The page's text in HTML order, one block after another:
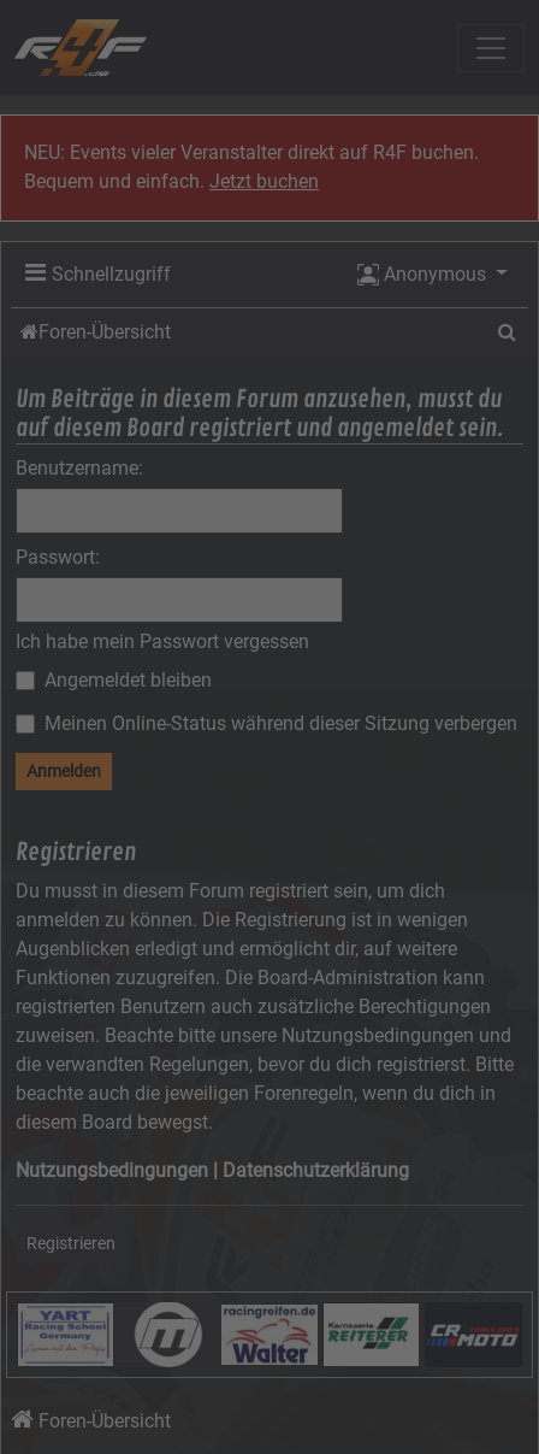
NEU: Events vieler Veranstalter direkt auf R4F buchen.
Bequem und einfach.Jetzt buchen
Schnellzugriff Anonymous
Foren-Übersicht
Um Beiträge in diesem Forum anzusehen, musst du
auf diesem Board registriert und angemeldet sein.
Benutzername:
Passwort:
Ich habe mein Passwort vergessen
Angemeldet bleiben
Meinen Online-Status während dieser Sitzung verbergen
Registrieren
Du musst in diesem Forum registriert sein, um dich
anmelden zu können. Die Registrierung ist in wenigen
Augenblicken erledigt und ermöglicht dir, auf weitere
Funktionen zuzugreifen. Die Board-Administration kann
registrierten Benutzern auch zusätzliche Berechtigungen
zuweisen. Beachte bitte unsere Nutzungsbedingungen und
die verwandten Regelungen, bevor du dich registrierst. Bitte
beachte auch die jeweiligen Forenregeln, wenn du dich in
diesem Board bewegst.
Nutzungsbedingungen Datenschutzerklärung
Registrieren
Foren-Übersicht